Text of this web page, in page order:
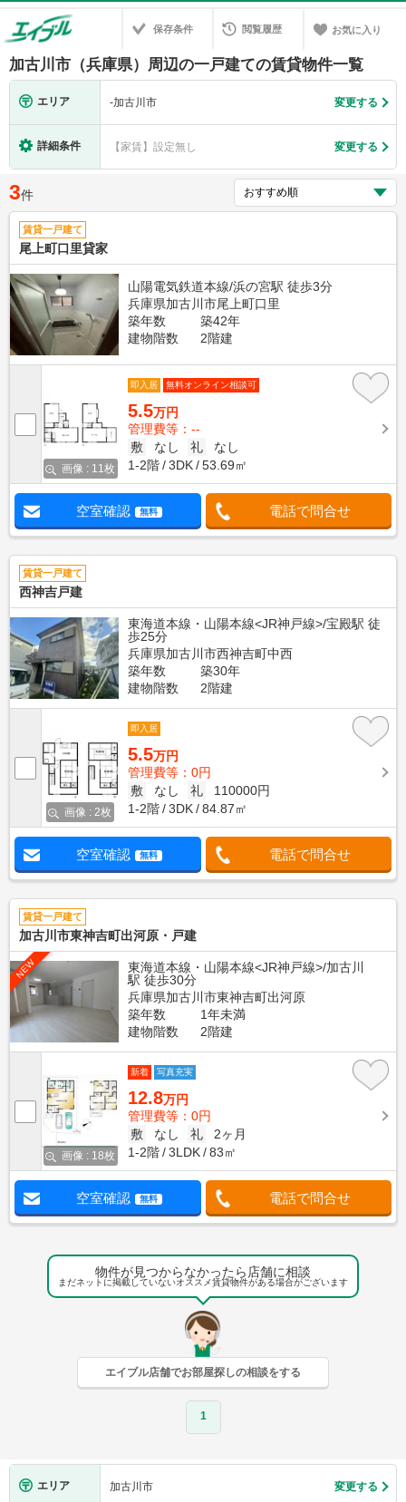
保存条件 閲覧履歴 お気に入り
加古川市（兵庫県）周辺の一戸建ての賃貸物件一覧
エリア -加古川市 変更する
詳細条件 【家賃】設定無し 変更する
3件
賃貸一戸建て
尾上町口里貸家
山陽電気鉄道本線/浜の宮駅 徒歩3分
兵庫県加古川市尾上町口里
築年数
築42年
建物階数
2階建
画像 : 11枚
即入居 無料オンライン相談可
5.5万円
管理費等：--
敷
なし 礼
なし
1-2階
3DK 53.69㎡
空室確認 無料 電話で問合せ
賃貸一戸建て
西神吉戸建
東海道本線・山陽本線<JR神戸線>/宝殿駅 徒
歩25分
兵庫県加古川市西神吉町中西
築年数
築30年
建物階数
2階建
画像 : 2枚
即入居
5.5万円
管理費等：0円
敷
なし 礼
110000円
1-2階
3DK 84.87㎡
空室確認 無料 電話で問合せ
賃貸一戸建て
加古川市東神吉町出河原・戸建
NEW
東海道本線・山陽本線<JR神戸線>/加古川
駅 徒歩30分
兵庫県加古川市東神吉町出河原
築年数
1年未満
建物階数
2階建
画像 : 18枚
新着 写真充実
12.8万円
管理費等：0円
敷
なし 礼
2ヶ月
1-2階
3LDK 83㎡
空室確認 無料 電話で問合せ
物件が見つからなかったら店舗に相談
まだネットに掲載していないオススメ賃貸物件がある場合がございます
エイブル店舗でお部屋探しの相談をする
1
エリア 加古川市 変更する